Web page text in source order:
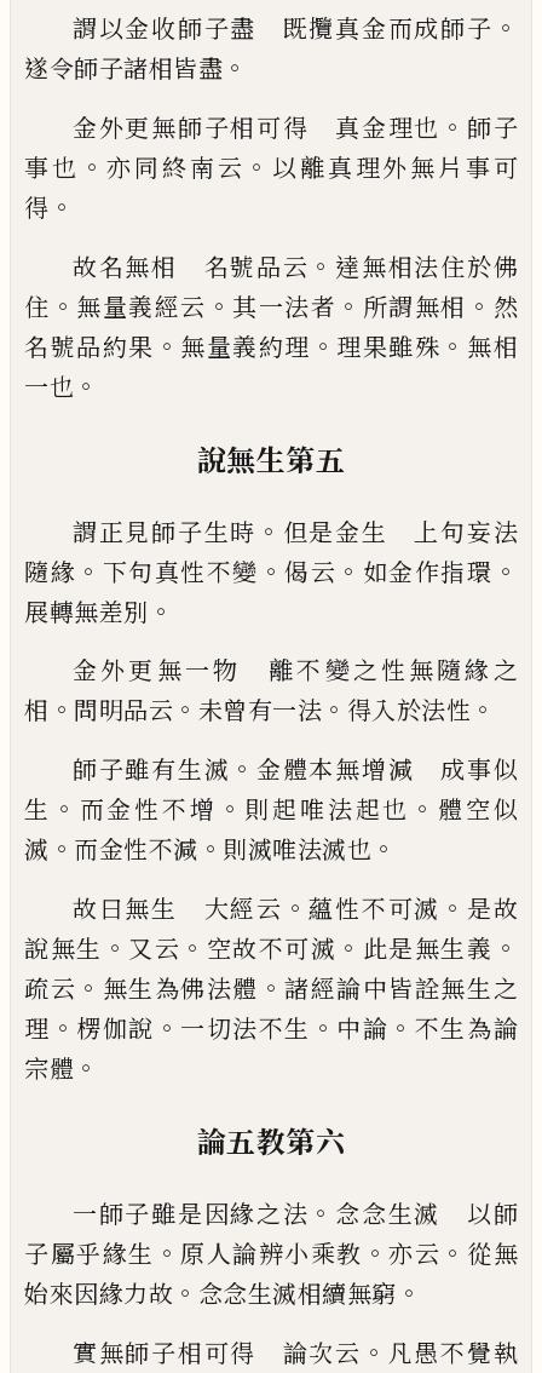
謂以金收師子盡 既攬真金而成師子 。
遂令師子諸相皆盡 。
金外更無師子相可得 真金理也 。 師子
事也 。亦同終南云 。 以離真理外無片事可
得 。
故名無相 名號品云 。 達無相法住於佛
住 。 無量義經云 。其一法者 。 所謂無相 。 然
名號品約果 。 無量義約理 。 理果雖殊 。 無相
一也 。
說無生第五
謂正見師子生時 。 但是金生 上句妄法
隨緣 。 下句真性不變 。偈云 。 如金作指環 。
展轉無差別 。
金外更無一物 離不變之性無隨緣之
相 。 問明品云 。 未曾有一法 。 得入於法性 。
師子雖有生滅 。 金體本無增減 成事似
生 。 而金性不增 。 則起唯法起也 。 體空似
滅 。 而金性不減 。 則滅唯法滅也 。
故曰無生 大經云 。蘊性不可滅 。 是故
說無生 。 又云 。 空故不可滅 。 此是無生義 。
疏云 。 無生為佛法體 。諸經論中皆詮無生之
理 。 楞伽說 。 一切法不生 。 中論 。 不生為論
宗體 。
論五教第六
一師子雖是因緣之法 。 念念生滅 以師
子屬乎緣生 。 原人論辨小乘教 。亦云 。 從無
始來因緣力故 。 念念生滅相續無窮 。
實無師子相可得 論次云 。 凡愚不覺執